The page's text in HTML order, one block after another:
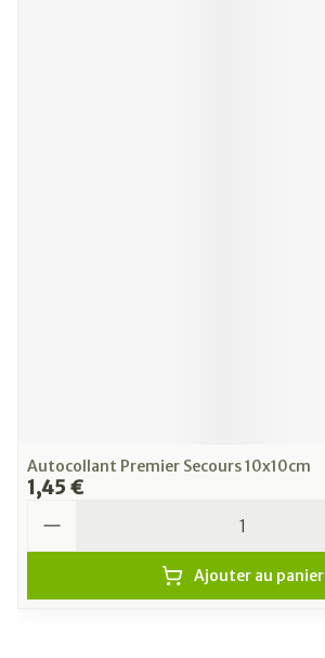
Autocollant Premier Secours 10x10cm
1,45 €
Ajouter au panier